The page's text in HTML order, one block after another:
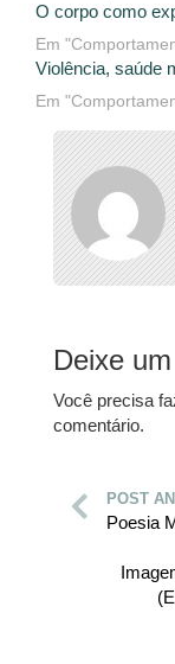
O corpo como
Em
Violência, saúde
Em
Deixe
Você precisa
comentário.
POST
Poesia